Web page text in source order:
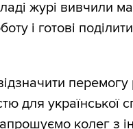
журі вивчили
і готові
перемогу
для української
колег з